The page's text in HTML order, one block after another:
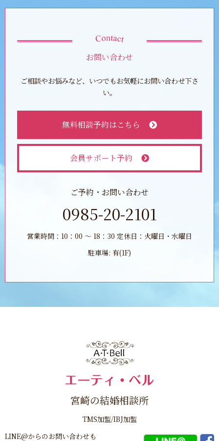
お問い合わせ
ご相談やお悩みなど、いつでもお気軽にお問い合わせ下さ
い。
無料相談予約はこちら
会員サポート予約
ご予約・お問い合わせ
0985-20-2101
営業時間：10：00 ～ 18：30 定休日：火曜日・水曜日
駐車場: 有(1F)
宮崎の結婚相談所
TMS加盟/IBJ加盟
LINE@からのお問い合わせも